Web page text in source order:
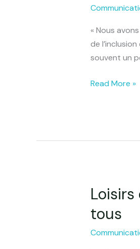
« Nous
de
souvent un
une
pour
vivre
de
aventures
Read More »
tous
Loisirs
plein
air